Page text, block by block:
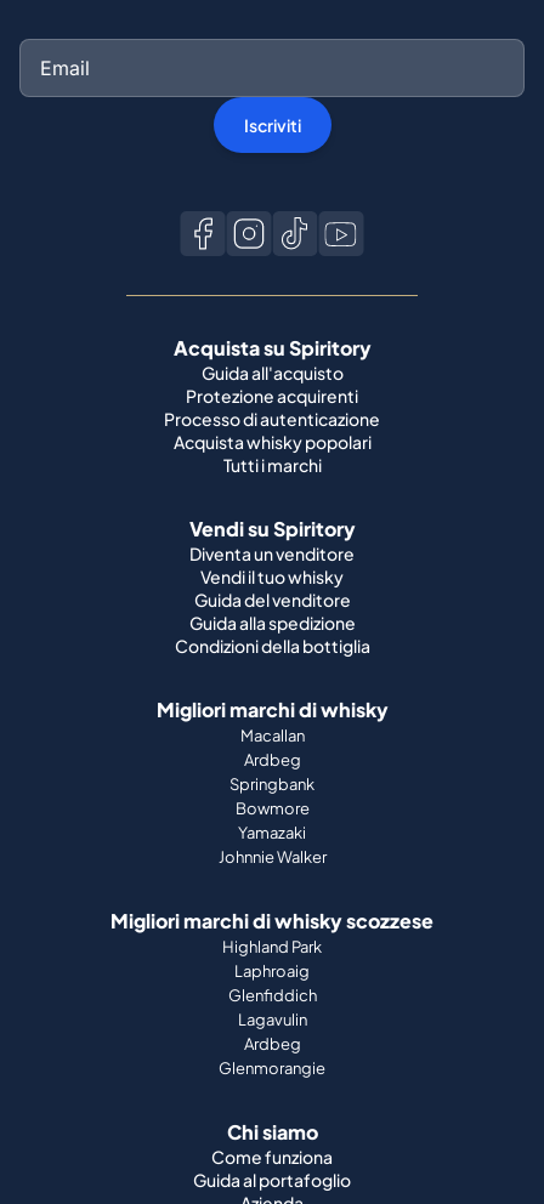
Iscriviti
Acquista su Spiritory
Guida all'acquisto
Protezione acquirenti
Processo di autenticazione
Acquista whisky popolari
Tutti i marchi
Vendi su Spiritory
Diventa un venditore
Vendi il tuo whisky
Guida del venditore
Guida alla spedizione
Condizioni della bottiglia
Migliori marchi di whisky
Macallan
Ardbeg
Springbank
Bowmore
Yamazaki
Johnnie Walker
Migliori marchi di whisky scozzese
Highland Park
Laphroaig
Glenfiddich
Lagavulin
Ardbeg
Glenmorangie
Chi siamo
Come funziona
Guida al portafoglio